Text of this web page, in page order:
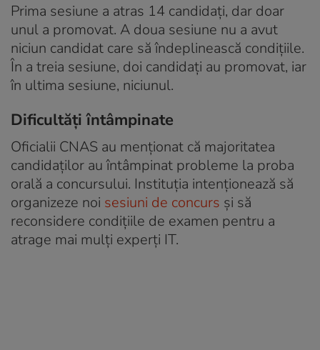
Prima sesiune a atras 14 candidați, dar doar
unul a promovat. A doua sesiune nu a avut
niciun candidat care să îndeplinească condițiile.
În a treia sesiune, doi candidați au promovat, iar
în ultima sesiune, niciunul.
Dificultăți întâmpinate
Oficialii CNAS au menționat că majoritatea
candidaților au întâmpinat probleme la proba
orală a concursului. Instituția intenționează să
organizeze noi sesiuni de concurs și să
reconsidere condițiile de examen pentru a
atrage mai mulți experți IT.